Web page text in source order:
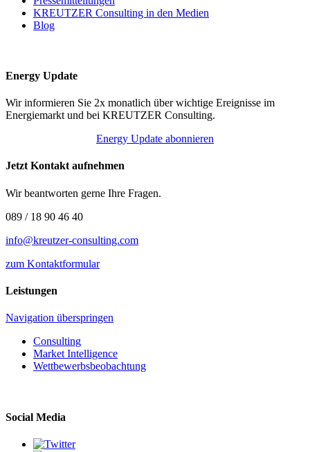
KREUTZER Consulting in den Medien
Blog
Energy Update
Wir informieren Sie 2x monatlich über wichtige Ereignisse im
Energiemarkt und bei KREUTZER Consulting.
Energy Update abonnieren
Jetzt Kontakt aufnehmen
Wir beantworten gerne Ihre Fragen.
089 / 18 90 46 40
info@kreutzer-consulting.com
zum Kontaktformular
Leistungen
Navigation überspringen
Consulting
Market Intelligence
Wettbewerbs­beobachtung
Social Media